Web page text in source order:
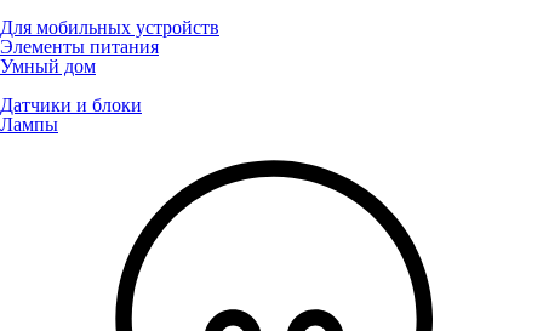
Для мобильных устройств
Элементы питания
Умный дом
Датчики и блоки
Лампы